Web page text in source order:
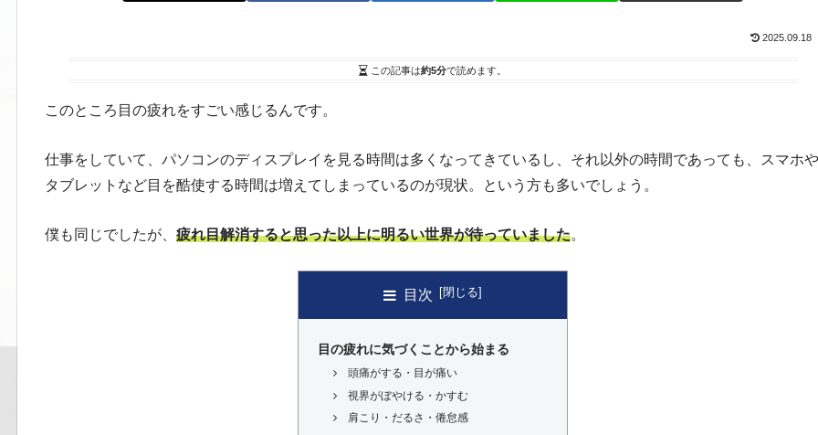
2025.09.18
この記事は約5分で読めます。
このところ目の疲れをすごい感じるんです。
仕事をしていて、パソコンのディスプレイを見る時間は多くなってきているし、それ以外の時間であっても、スマホや
タブレットなど目を酷使する時間は増えてしまっているのが現状。という方も多いでしょう。
僕も同じでしたが、 疲れ目解消すると思った以上に明るい世界が待っていました。
目次
目の疲れに気づくことから始まる
頭痛がする・目が痛い
視界がぼやける・かすむ
肩こり・だるさ・倦怠感